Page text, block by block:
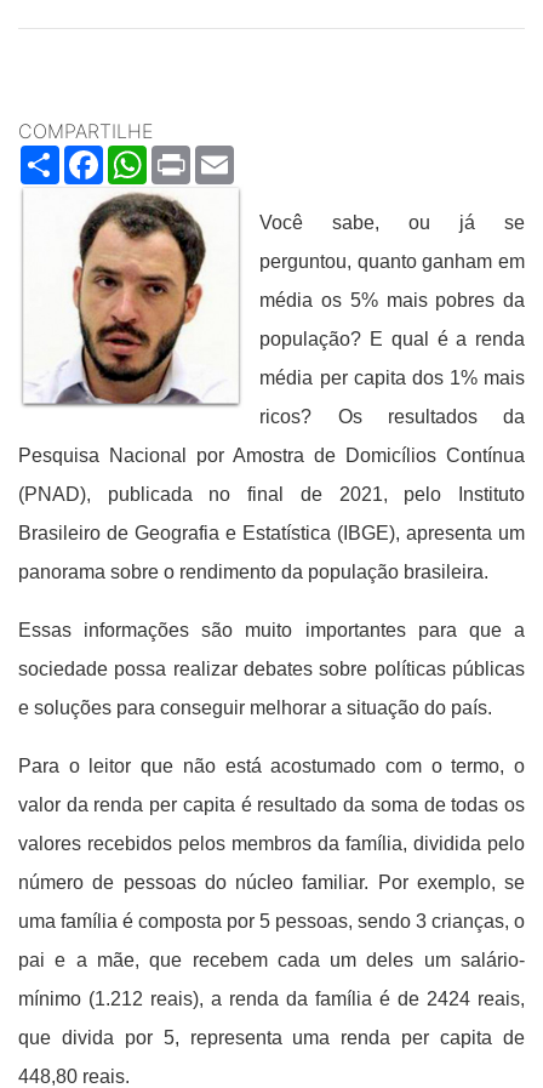
COMPARTILHE
ShareFacebookWhatsApp
Print
Você sabe, ou já se
perguntou, quanto ganham em
média os 5% mais pobres da
população? E qual é a renda
média per capita dos 1% mais
ricos? Os resultados da
Pesquisa Nacional por Amostra de Domicílios Contínua
(PNAD), publicada no final de 2021, pelo Instituto
Brasileiro de Geografia e Estatística (IBGE), apresenta um
panorama sobre o rendimento da população brasileira.
Essas informações são muito importantes para que a
sociedade possa realizar debates sobre políticas públicas
e soluções para conseguir melhorar a situação do país.
Para o leitor que não está acostumado com o termo, o
valor da renda per capita é resultado da soma de todas os
valores recebidos pelos membros da família, dividida pelo
número de pessoas do núcleo familiar. Por exemplo, se
uma família é composta por 5 pessoas, sendo 3 crianças, o
pai e a mãe, que recebem cada um deles um salário-
mínimo (1.212 reais), a renda da família é de 2424 reais,
que divida por 5, representa uma renda per capita de
448,80 reais.